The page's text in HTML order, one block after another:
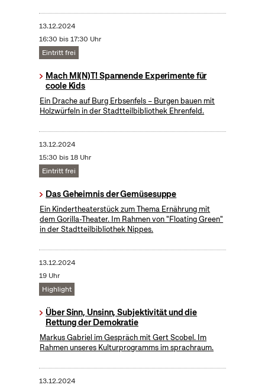
13.12.2024
16:30 bis 17:30 Uhr
Eintritt frei
Mach MI(N)T! Spannende Experimente für
coole Kids
Ein Drache auf Burg Erbsenfels – Burgen bauen mit
Holzwürfeln in der Stadtteilbibliothek Ehrenfeld.
13.12.2024
15:30 bis 18 Uhr
Eintritt frei
Das Geheimnis der Gemüsesuppe
Ein Kindertheaterstück zum Thema Ernährung mit
dem Gorilla-Theater. Im Rahmen von "Floating Green"
in der Stadtteilbibliothek Nippes.
13.12.2024
19 Uhr
Highlight
Über Sinn, Unsinn, Subjektivität und die
Rettung der Demokratie
Markus Gabriel im Gespräch mit Gert Scobel. Im
Rahmen unseres Kulturprogramms im sprachraum.
13.12.2024